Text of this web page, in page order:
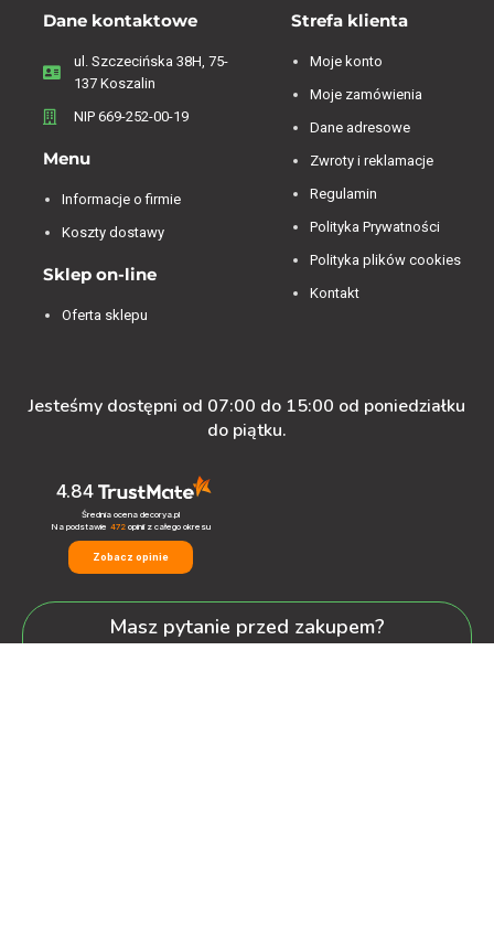
Dane kontaktowe
ul. Szczecińska 38H, 75-
137 Koszalin
NIP 669-252-00-19
Menu
Informacje o firmie
Koszty dostawy
Sklep on-line
Oferta sklepu
Strefa klienta
Moje konto
Moje zamówienia
Dane adresowe
Zwroty i reklamacje
Regulamin
Polityka Prywatności
Polityka plików cookies
Kontakt
Jesteśmy dostępni od 07:00 do 15:00 od poniedziałku
do piątku.
4.84
Średnia ocena decorya.pl
Na podstawie 472opinii z całego okresu
Zobacz opinie
Masz pytanie przed zakupem?